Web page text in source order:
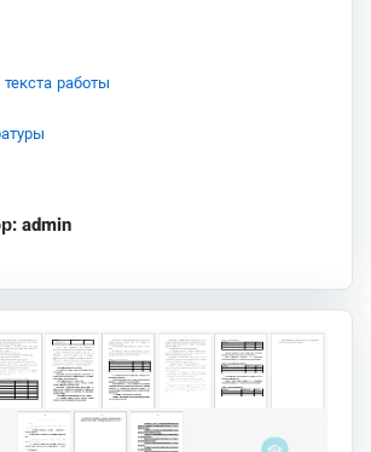
работы
admin